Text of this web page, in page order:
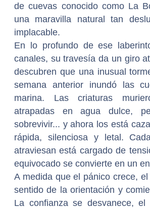
de cuevas conocido como La
una maravilla natural tan
implacable.
En lo profundo de ese
canales, su travesía da un giro
descubren que una inusual
semana anterior inundó las
marina. Las criaturas
atrapadas en agua dulce,
sobrevivir... y ahora los está
rápida, silenciosa y letal.
atraviesan está cargado de
equivocado se convierte en un
A medida que el pánico crece, el
sentido de la orientación y
La confianza se desvanece, el